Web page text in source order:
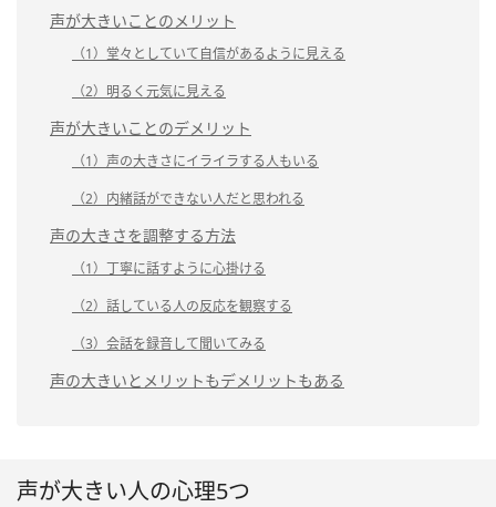
声が大きいことのメリット
（1）堂々としていて自信があるように見える
（2）明るく元気に見える
声が大きいことのデメリット
（1）声の大きさにイライラする人もいる
（2）内緒話ができない人だと思われる
声の大きさを調整する方法
（1）丁寧に話すように心掛ける
（2）話している人の反応を観察する
（3）会話を録音して聞いてみる
声の大きいとメリットもデメリットもある
声が大きい人の心理5つ